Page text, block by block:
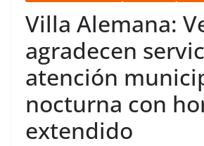
Villa Alemana:
agradecen
atención
nocturna con
extendido